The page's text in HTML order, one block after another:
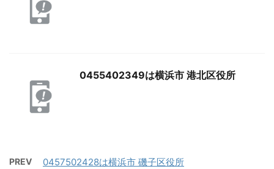
0455402349は横浜市 港北区役所
PREV 0457502428は横浜市 磯子区役所